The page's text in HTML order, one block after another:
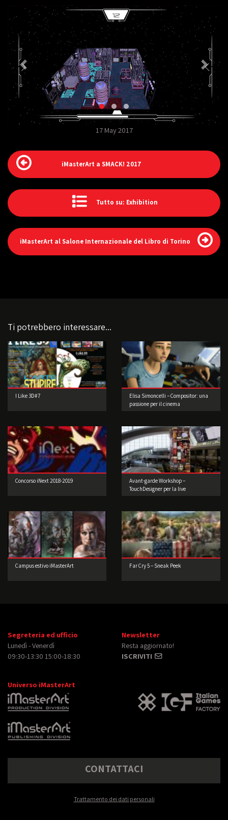
17 May 2017
iMasterArt a SMACK! 2017
Tutto su: Exhibition
iMasterArt al Salone Internazionale del Libro di Torino
Ti potrebbero interessare...
I Like 3D#7
Elisa Simoncelli – Compositor: una
passione per il cinema
Concorso iNext 2018-2019
Avant-garde Workshop –
TouchDesigner per la live
Campus estivo iMasterArt Far Cry 5 – Sneak Peek
Segreteria ed ufficio
Lunedì - Venerdì
09:30-13:30 15:00-18:30
Newsletter
Resta aggiornato!
ISCRIVITI
Universo iMasterArt
CONTATTACI
Trattamento dei dati personali